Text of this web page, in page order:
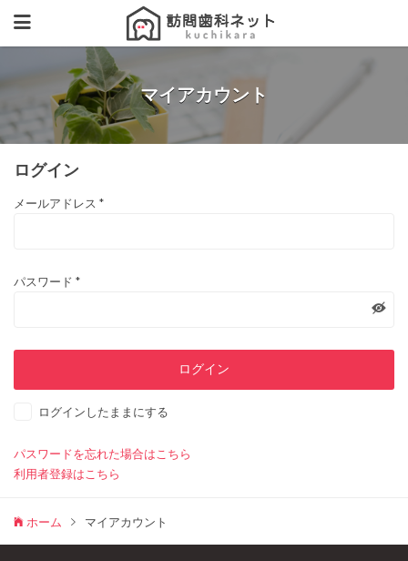
マイアカウント
ログイン
メールアドレス *
パスワード *
ログインしたままにする
パスワードを忘れた場合はこちら
利用者登録はこちら
ホーム マイアカウント